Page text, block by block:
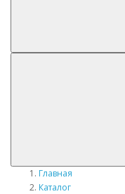
Главная
Каталог